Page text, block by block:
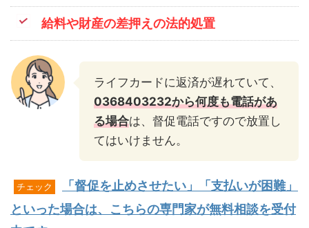
給料や財産の差押えの法的処置
ライフカードに返済が遅れていて、
0368403232から何度も電話があ
る場合は、督促電話ですので放置し
てはいけません。
チェック
「督促を止めさせたい」「支払いが困難」
といった場合は、こちらの専門家が無料相談を受付